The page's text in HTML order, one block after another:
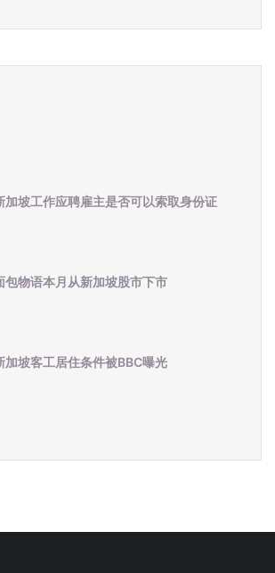
加坡工作应聘雇主是否可以索取身份证
包物语本月从新加坡股市下市
加坡客工居住条件被BBC曝光